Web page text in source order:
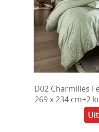
D02 Charmilles
269 x 234 cm+2